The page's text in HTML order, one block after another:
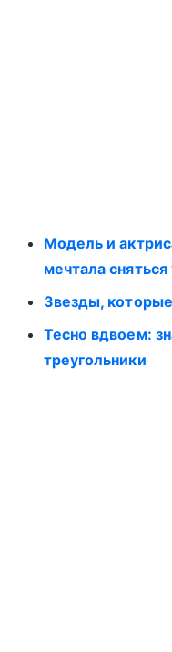
Модель и
мечтала сняться
Звезды,
Тесно вдвоем:
треугольники